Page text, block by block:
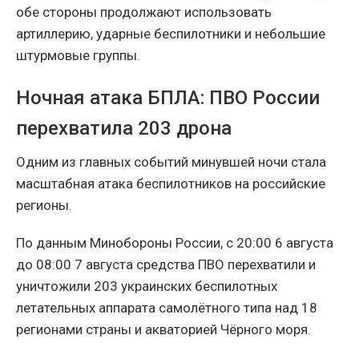
обе стороны продолжают использовать
артиллерию, ударные беспилотники и небольшие
штурмовые группы.
Ночная атака БПЛА: ПВО России
перехватила 203 дрона
Одним из главных событий минувшей ночи стала
масштабная атака беспилотников на российские
регионы.
По данным Минобороны России, с 20:00 6 августа
до 08:00 7 августа средства ПВО перехватили и
уничтожили 203 украинских беспилотных
летательных аппарата самолётного типа над 18
регионами страны и акваторией Чёрного моря.